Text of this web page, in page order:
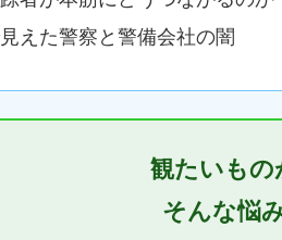
えた警察と警備会社の闇
観たいも
そんな悩